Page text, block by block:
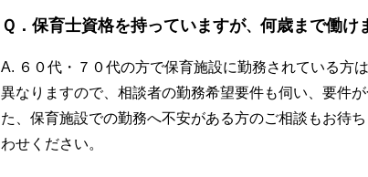
Ｑ．保育士資格を持っていますが、 何歳まで働け
A. ６０代・７０代の方で保育施設に勤務されている方
異なりますので、相談者の勤務希望要件も伺い、要件
た、保育施設での勤務へ不安がある方のご相談もお待
わせください。